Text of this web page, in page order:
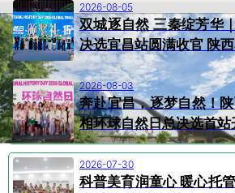
2026-08-05
双城逐自然 三秦绽芳华
决选宜
2026-08-03
奔赴宜昌，逐梦自然！
相环球自然日总决选首站
2026-07-30
科普美育润童心 暖心托